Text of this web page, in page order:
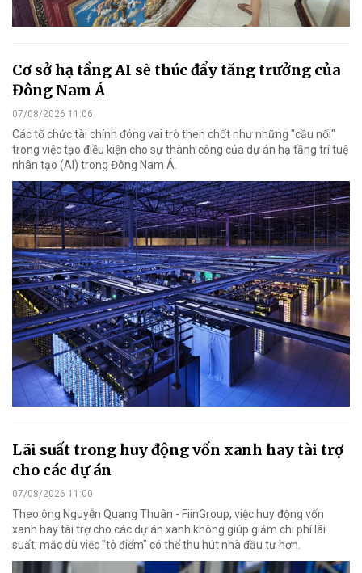
Cơ sở hạ tầng AI sẽ thúc đẩy tăng trưởng của
Đông Nam Á
07/08/2026 11:06
Các tổ chức tài chính đóng vai trò then chốt như những "cầu nối"
trong việc tạo điều kiện cho sự thành công của dự án hạ tầng trí tuệ
nhân tạo (AI) trong Đông Nam Á.
Lãi suất trong huy động vốn xanh hay tài trợ
cho các dự án
07/08/2026 11:00
Theo ông Nguyễn Quang Thuân - FiinGroup, việc huy động vốn
xanh hay tài trợ cho các dự án xanh không giúp giảm chi phí lãi
suất; mặc dù việc "tô điểm" có thể thu hút nhà đầu tư hơn.